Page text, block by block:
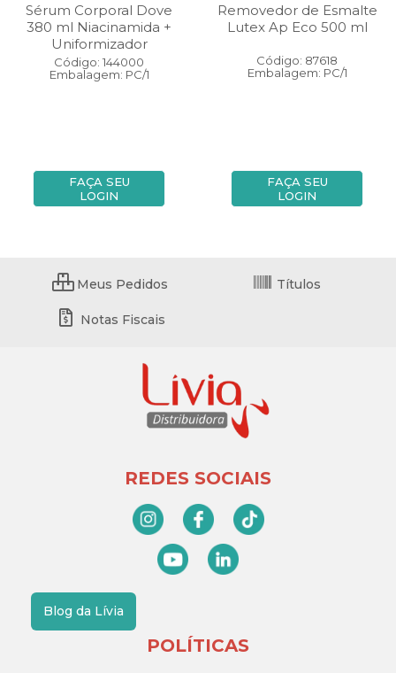
Sérum Corporal Dove
380 ml Niacinamida +
Uniformizador
Código: 144000
Embalagem: PC/1
FAÇA SEU
LOGIN
Removedor de Esmalte
Lutex Ap Eco 500 ml
Código: 87618
Embalagem: PC/1
FAÇA SEU
LOGIN
Meus Pedidos Títulos
Notas Fiscais
REDES SOCIAIS
Blog da Lívia
POLÍTICAS